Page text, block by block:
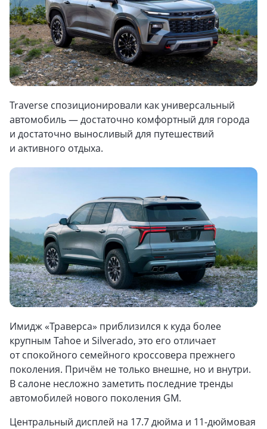
Traverse спозиционировали как универсальный
автомобиль — достаточно комфортный для города
и достаточно выносливый для путешествий
и активного отдыха.
Имидж «Траверса» приблизился к куда более
крупным Tahoe и Silverado, это его отличает
от спокойного семейного кроссовера прежнего
поколения. Причём не только внешне, но и внутри.
В салоне несложно заметить последние тренды
автомобилей нового поколения GM.
Центральный дисплей на 17.7 дюйма и 11-дюймовая